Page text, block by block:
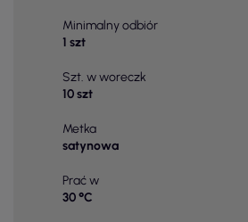
Minimalny odbiór
1 szt
Szt. w woreczk
10 szt
Metka
satynowa
Prać w
30 °C